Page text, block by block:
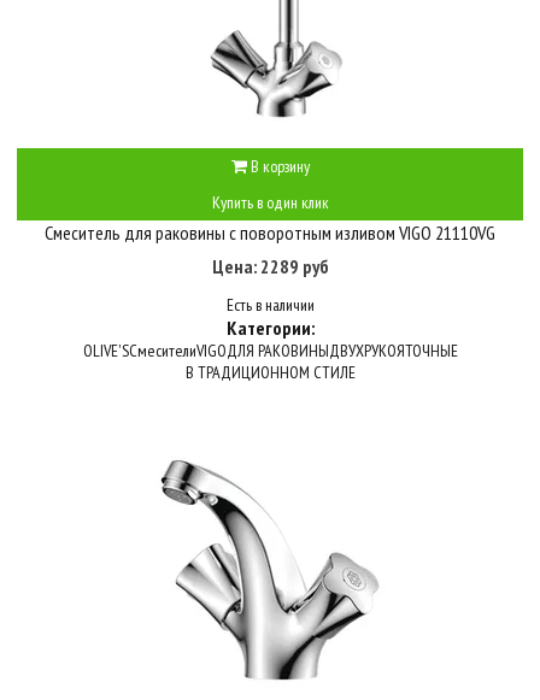
В корзину
Купить в один клик
Смеситель для раковины с поворотным изливом VIGO 21110VG
Цена: 2289 руб
Есть в наличии
Категории:
OLIVE'SСмесителиVIGOДЛЯ РАКОВИНЫДВУХРУКОЯТОЧНЫЕ
В ТРАДИЦИОННОМ СТИЛЕ